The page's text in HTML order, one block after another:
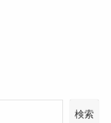
検索